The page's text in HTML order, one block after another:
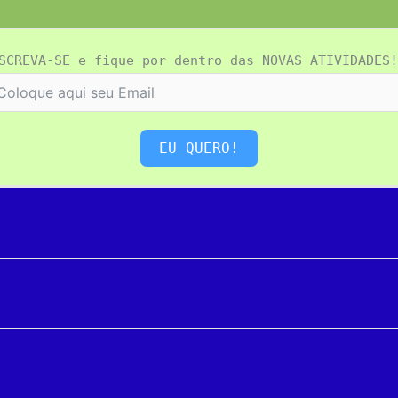
SE e fique por dentro das NOVAS ATIVIDADES!
EU QUERO!